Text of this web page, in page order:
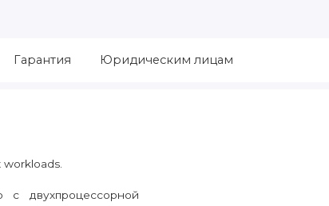
Гарантия Юридическим лицам
workloads.
с двухпроцессорной